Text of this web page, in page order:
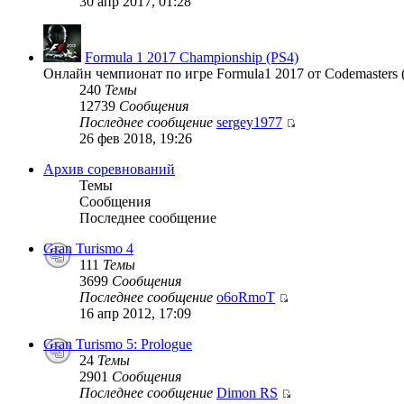
Formula 1 2017 Championship (PS4)
Онлайн чемпионат по игре Formula1 2017 от Codemasters
240 Темы
12739 Сообщения
Последнее сообщение sergey1977
26 фев 2018, 19:26
Архив соревнований
Темы
Сообщения
Последнее сообщение
Gran Turismo 4
111 Темы
3699 Сообщения
Последнее сообщение o6oRmoT
16 апр 2012, 17:09
Gran Turismo 5: Prologue
24 Темы
2901 Сообщения
Последнее сообщение Dimon RS